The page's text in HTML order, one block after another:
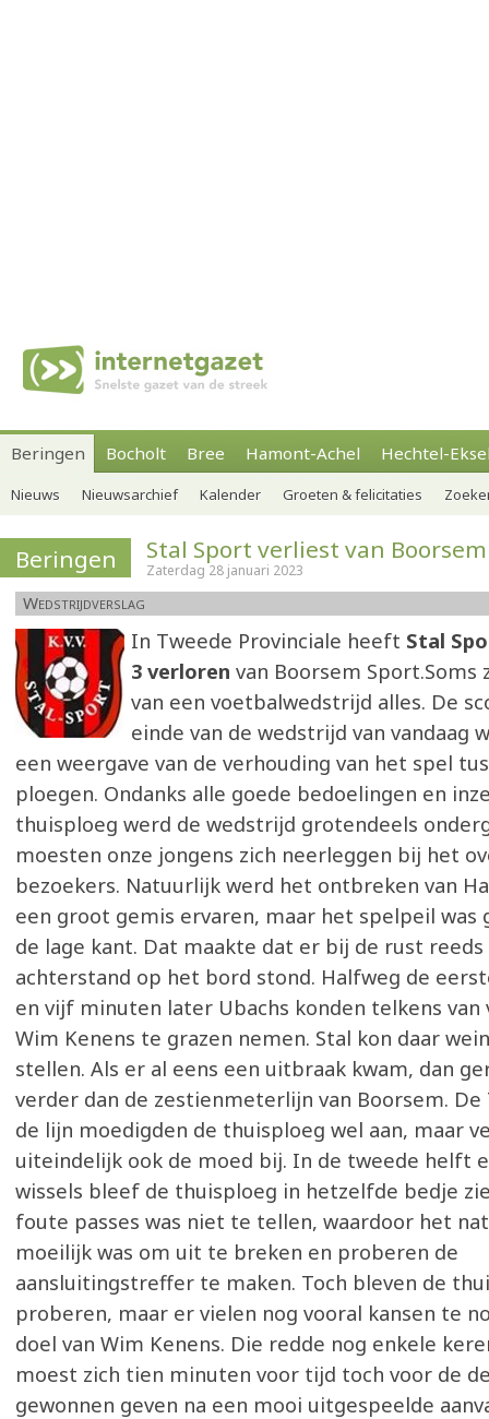
Beringen Bocholt Bree Hamont-Achel Hechtel-
Nieuws Nieuwsarchief Kalender Groeten & felicitaties
Beringen Stal Sport verliest van Boorsem
Zaterdag 28 januari 2023
Wedstrijdverslag
In Tweede Provinciale heeft Stal
3 verloren van Boorsem Sport.Soms
van een voetbalwedstrijd alles. De
einde van de wedstrijd van vandaag
een weergave van de verhouding van het spel
ploegen. Ondanks alle goede bedoelingen en
thuisploeg werd de wedstrijd grotendeels
moesten onze jongens zich neerleggen bij het
bezoekers. Natuurlijk werd het ontbreken van
een groot gemis ervaren, maar het spelpeil was
de lage kant. Dat maakte dat er bij de rust reeds
achterstand op het bord stond. Halfweg de
en vijf minuten later Ubachs konden telkens van
Wim Kenens te grazen nemen. Stal kon daar
stellen. Als er al eens een uitbraak kwam, dan
verder dan de zestienmeterlijn van Boorsem. De
de lijn moedigden de thuisploeg wel aan, maar
uiteindelijk ook de moed bij. In de tweede helft
wissels bleef de thuisploeg in hetzelfde bedje
foute passes was niet te tellen, waardoor het
moeilijk was om uit te breken en proberen de
aansluitingstreffer te maken. Toch bleven de
proberen, maar er vielen nog vooral kansen te
doel van Wim Kenens. Die redde nog enkele
moest zich tien minuten voor tijd toch voor de
gewonnen geven na een mooi uitgespeelde